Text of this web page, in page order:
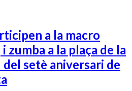
a la macro
zumba a la plaça de la
setè aniversari de